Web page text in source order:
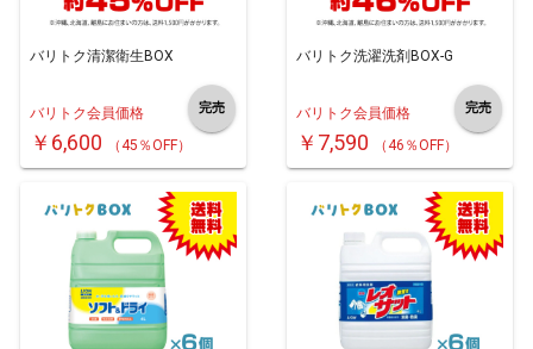
バリトク清潔衛生BOX
バリトク会員価格
￥6,600 （45％OFF）
完売
バリトク洗濯洗剤BOX-G
バリトク会員価格
￥7,590 （46％OFF）
完売